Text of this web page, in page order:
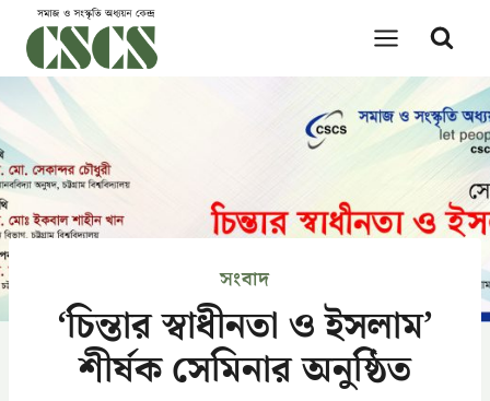
content
সংবাদ
‘চিন্তার স্বাধীনতা ও ইসলাম’
শীর্ষক সেমিনার অনুষ্ঠিত